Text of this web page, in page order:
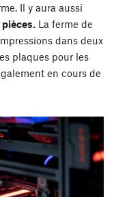
Il y aura aussi
La ferme de
dans deux
plaques pour les
en cours de